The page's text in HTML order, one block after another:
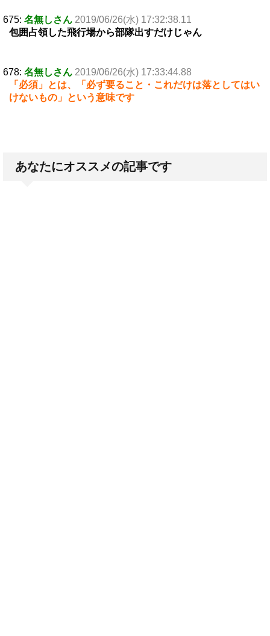
675: 名無しさん 2019/06/26(水) 17:32:38.11
包囲占領した飛行場から部隊出すだけじゃん
678: 名無しさん 2019/06/26(水) 17:33:44.88
「必須」とは、「必ず要ること・これだけは落としてはい
けないもの」という意味です
あなたにオススメの記事です